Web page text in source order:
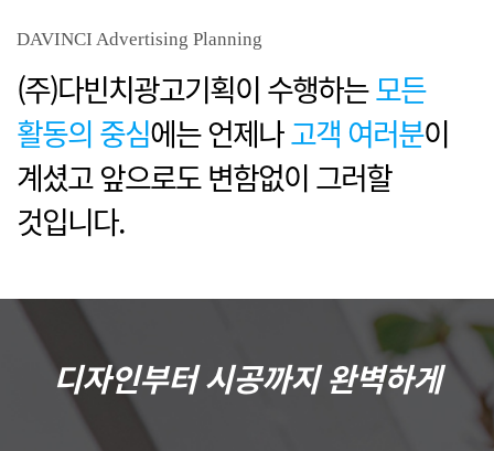
DAVINCI Advertising Planning
(주)다빈치광고기획이 수행하는모든
활동의 중심에는언제나고객 여러분이
계셨고 앞으로도 변함없이 그러할
것입니다.
디자인부터 시공까지 완벽하게